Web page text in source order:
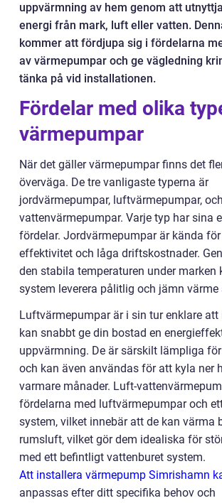
uppvärmning av hem genom att
energi från mark, luft eller vatten.
kommer att fördjupa sig i fördelarna
av värmepumpar och ge vägledning
tänka på vid installationen.
Fördelar med olika
värmepumpar
När det gäller värmepumpar finns det
överväga. De tre vanligaste typerna är
jordvärmepumpar, luftvärmepumpar,
vattenvärmepumpar. Varje typ har sina
fördelar. Jordvärmepumpar är kända
effektivitet och låga driftskostnader.
den stabila temperaturen under marken
system leverera pålitlig och jämn värme
Luftvärmepumpar är i sin tur enklare att
kan snabbt ge din bostad en
uppvärmning. De är särskilt lämpliga
och kan även användas för att kyla ner
varmare månader. Luft-
fördelarna med luftvärmepumpar och
system, vilket innebär att de kan värma
rumsluft, vilket gör dem idealiska för
med ett befintligt vattenburet system.
Att installera värmepump Simrishamn
anpassas efter ditt specifika behov och